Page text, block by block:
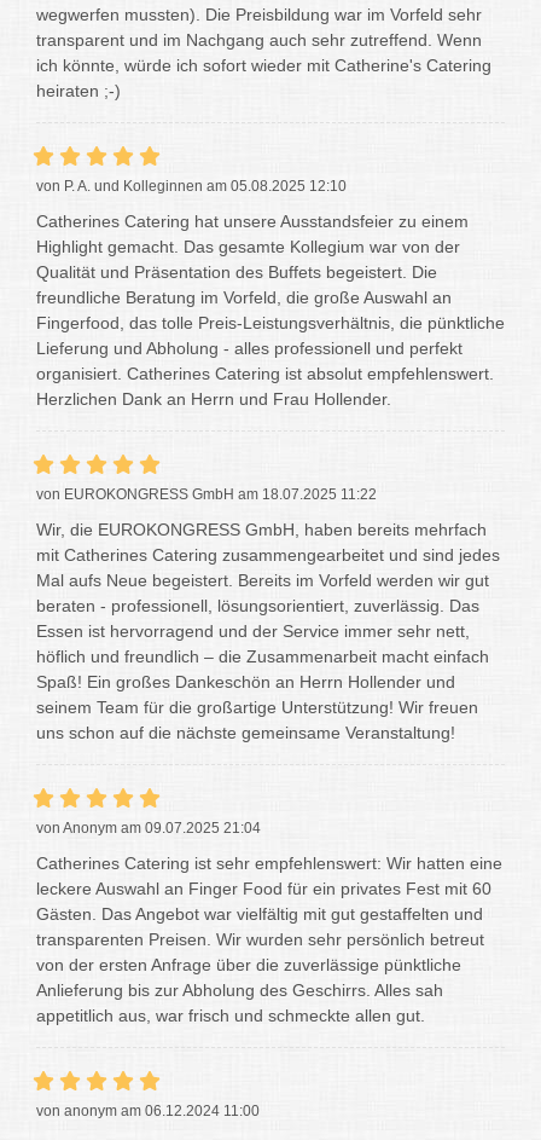
wegwerfen mussten). Die Preisbildung war im Vorfeld sehr
transparent und im Nachgang auch sehr zutreffend. Wenn
ich könnte, würde ich sofort wieder mit Catherine's Catering
heiraten ;-)
von P. A. und Kolleginnen am 05.08.2025 12:10
Catherines Catering hat unsere Ausstandsfeier zu einem
Highlight gemacht. Das gesamte Kollegium war von der
Qualität und Präsentation des Buffets begeistert. Die
freundliche Beratung im Vorfeld, die große Auswahl an
Fingerfood, das tolle Preis-Leistungsverhältnis, die pünktliche
Lieferung und Abholung - alles professionell und perfekt
organisiert. Catherines Catering ist absolut empfehlenswert.
Herzlichen Dank an Herrn und Frau Hollender.
von EUROKONGRESS GmbH am 18.07.2025 11:22
Wir, die EUROKONGRESS GmbH, haben bereits mehrfach
mit Catherines Catering zusammengearbeitet und sind jedes
Mal aufs Neue begeistert. Bereits im Vorfeld werden wir gut
beraten - professionell, lösungsorientiert, zuverlässig. Das
Essen ist hervorragend und der Service immer sehr nett,
höflich und freundlich – die Zusammenarbeit macht einfach
Spaß! Ein großes Dankeschön an Herrn Hollender und
seinem Team für die großartige Unterstützung! Wir freuen
uns schon auf die nächste gemeinsame Veranstaltung!
von Anonym am 09.07.2025 21:04
Catherines Catering ist sehr empfehlenswert: Wir hatten eine
leckere Auswahl an Finger Food für ein privates Fest mit 60
Gästen. Das Angebot war vielfältig mit gut gestaffelten und
transparenten Preisen. Wir wurden sehr persönlich betreut
von der ersten Anfrage über die zuverlässige pünktliche
Anlieferung bis zur Abholung des Geschirrs. Alles sah
appetitlich aus, war frisch und schmeckte allen gut.
von anonym am 06.12.2024 11:00